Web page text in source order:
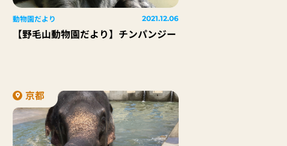
動物園だより 2021.12.06
【野毛山動物園だより】チンパンジー
京都